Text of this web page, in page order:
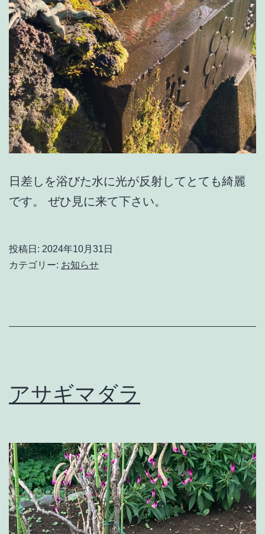
日差しを浴びた水に光が反射してとても綺麗
です。 ぜひ見に来て下さい。
投稿日: 2024年10月31日
カテゴリー: お知らせ
アサギマダラ